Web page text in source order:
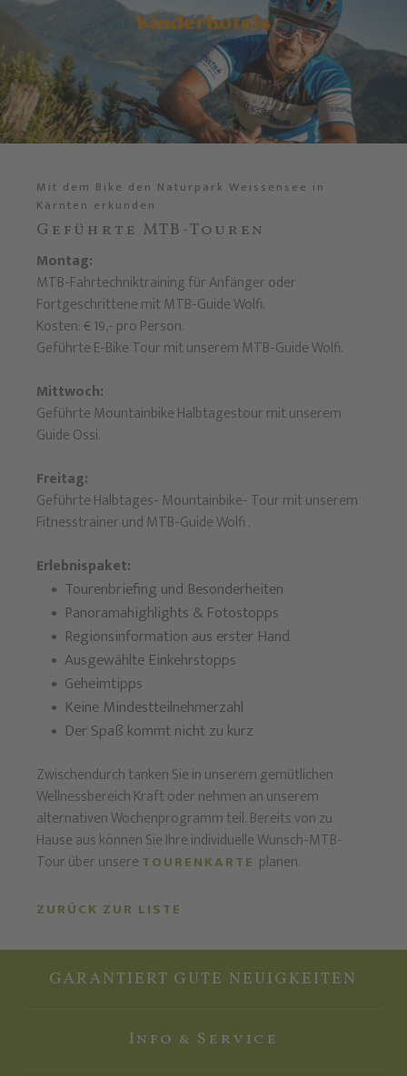
Mit dem Bike den Naturpark Weissensee in
Kärnten erkunden
Geführte MTB-Touren
Montag:
MTB-Fahrtechniktraining für Anfänger oder
Fortgeschrittene mit MTB-Guide Wolfi.
Kosten: € 19,- pro Person.
Geführte E-Bike Tour mit unserem MTB-Guide Wolfi.
Mittwoch:
Geführte Mountainbike Halbtagestour mit unserem
Guide Ossi.
Freitag:
Geführte Halbtages- Mountainbike- Tour mit unserem
Fitnesstrainer und MTB-Guide Wolfi .
Erlebnispaket:
Tourenbriefing und Besonderheiten
Panoramahighlights & Fotostopps
Regionsinformation aus erster Hand
Ausgewählte Einkehrstopps
Geheimtipps
Keine Mindestteilnehmerzahl
Der Spaß kommt nicht zu kurz
Zwischendurch tanken Sie in unserem gemütlichen
Wellnessbereich Kraft oder nehmen an unserem
alternativen Wochenprogramm teil. Bereits von zu
Hause aus können Sie Ihre individuelle Wunsch-MTB-
Tour über unsere TOURENKARTE planen.
ZURÜCK ZUR LISTE
GARANTIERT GUTE NEUIGKEITEN
Info & Service